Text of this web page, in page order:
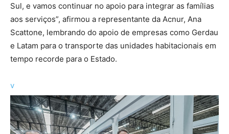
Sul, e vamos continuar no apoio para integrar as famílias
aos serviços”, afirmou a representante da Acnur, Ana
Scattone, lembrando do apoio de empresas como Gerdau
e Latam para o transporte das unidades habitacionais em
tempo recorde para o Estado.
v